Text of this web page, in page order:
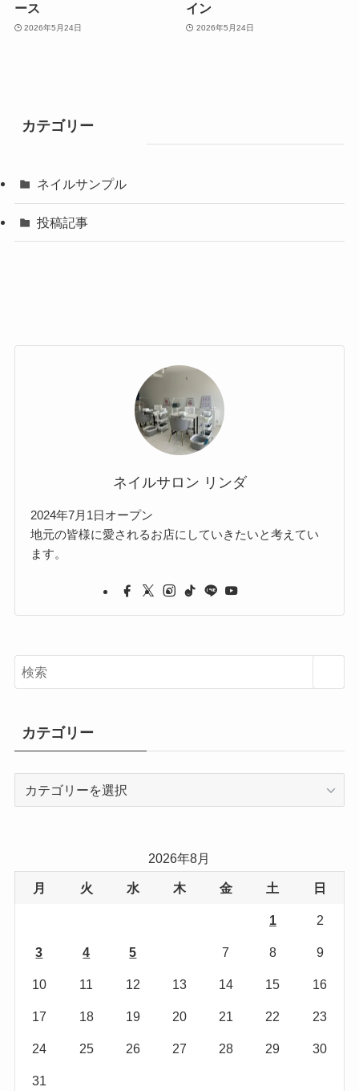
ース
2026年5月24日
イン
2026年5月24日
カテゴリー
ネイルサンプル
投稿記事
ネイルサロン リンダ
2024年7月1日オープン
地元の皆様に愛されるお店にしていきたいと考えてい
ます。
カテゴリー
2026年8月
月 火 水 木 金 土 日
1 2
3 4 5 7 8 9
10 11 12 13 14 15 16
17 18 19 20 21 22 23
24 25 26 27 28 29 30
31